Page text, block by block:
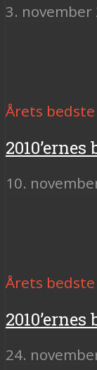
3. november
Årets
10.
Årets
24.